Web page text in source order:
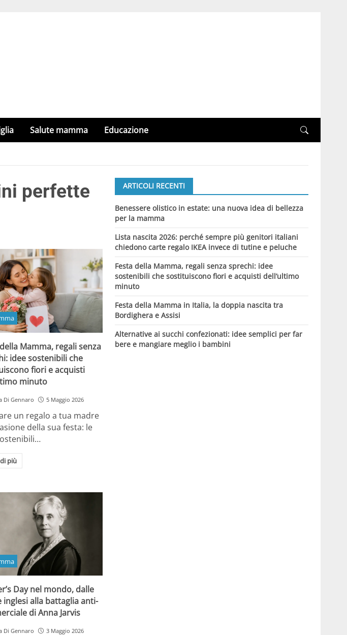
Salute mamma Educazione
perfette
Mamma, regali senza
idee sostenibili che
fiori e acquisti
minuto
Di Gennaro 5 Maggio 2026
un regalo a tua madre
della sua festa: le
più
Day nel mondo, dalle
inglesi alla battaglia anti-
di Anna Jarvis
Di Gennaro 3 Maggio 2026
ARTICOLI RECENTI
Benessere olistico in estate: una nuova idea di bellezza
per la mamma
Lista nascita 2026: perché sempre più genitori italiani
chiedono carte regalo IKEA invece di tutine e peluche
Festa della Mamma, regali senza sprechi: idee
sostenibili che sostituiscono fiori e acquisti dell’ultimo
minuto
Festa della Mamma in Italia, la doppia nascita tra
Bordighera e Assisi
Alternative ai succhi confezionati: idee semplici per far
bere e mangiare meglio i bambini